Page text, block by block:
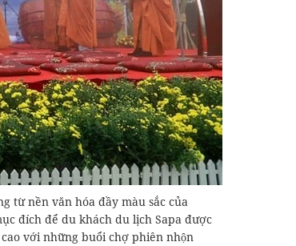
từ nền văn hóa đầy màu sắc của
đích để du khách du lịch Sapa được
với những buổi chợ phiên nhộn